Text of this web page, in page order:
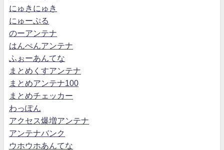
にゅきにゅき
にゅーぷる
のーアンテナ
はんぺんアンテナ
ふぉーあんてな
まとめくすアンテナ
まとめアンテナ100
まとめチェッカー
わっぽん
アクセス爆増アンテナ
アンテナバンク
ウホウホあんてな